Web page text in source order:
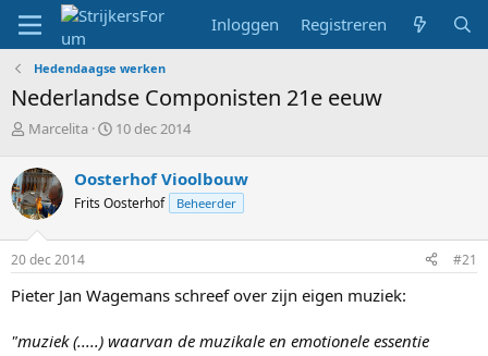
Inloggen Registreren
Hedendaagse werken
Nederlandse Componisten 21e eeuw
T
p
i
c
s
t
a
t
r
Marcelita
S
r
t
a
m
10 dec 2014
Oosterhof Vioolbouw
Frits Oosterhof Beheerder
20 dec 2014 #21
Pieter Jan Wagemans schreef over zijn eigen muziek:
"muziek (.....) waarvan de muzikale en emotionele essentie